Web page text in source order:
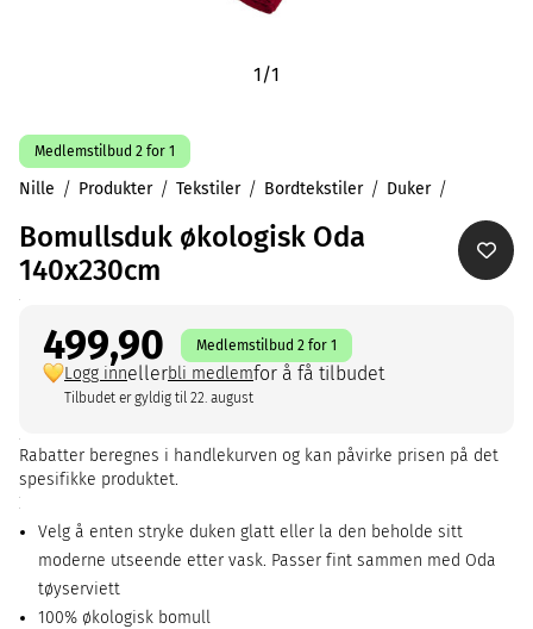
1/1
Medlemstilbud 2 for 1
Nille Produkter Tekstiler Bordtekstiler Duker
Bomullsduk økologisk Oda
140x230cm
499,90 Medlemstilbud 2 for 1
Logg innellerbli medlemfor å få tilbudet
Tilbudet er gyldig til 22. august
Rabatter beregnes i handlekurven og kan påvirke prisen på det
spesifikke produktet.
Velg å enten stryke duken glatt eller la den beholde sitt
moderne utseende etter vask. Passer fint sammen med Oda
tøyserviett
100% økologisk bomull